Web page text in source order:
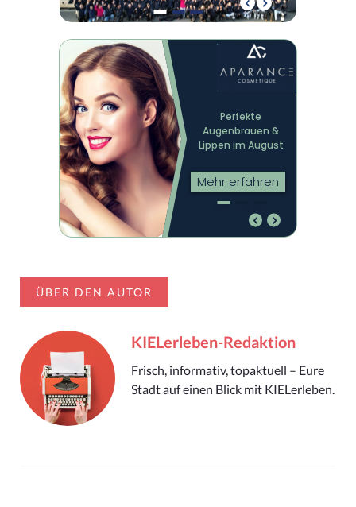
ÜBER DEN AUTOR
KIELerleben-Redaktion
Frisch, informativ, topaktuell – Eure
Stadt auf einen Blick mit KIELerleben.